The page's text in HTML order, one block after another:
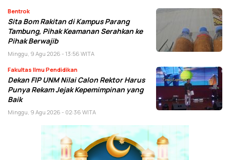
Bentrok
Sita Bom Rakitan di Kampus Parang
Tambung, Pihak Keamanan Serahkan ke
Pihak Berwajib
Minggu, 9 Agu 2026 - 13:56 WITA
Fakultas Ilmu Pendidikan
Dekan FIP UNM Nilai Calon Rektor Harus
Punya Rekam Jejak Kepemimpinan yang
Baik
Minggu, 9 Agu 2026 - 02:36 WITA